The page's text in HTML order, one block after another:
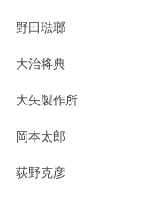
野田琺瑯
大治将典
大矢製作所
岡本太郎
荻野克彦